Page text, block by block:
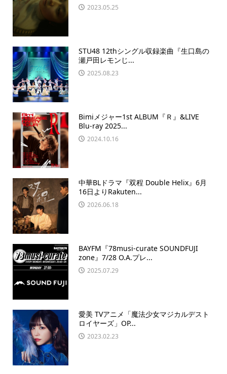
2023.05.25
STU48 12thシングル収録楽曲『生口島の
瀬戸田レモンじ...
2025.08.23
Bimiメジャー1st ALBUM『Ｒ』&LIVE
Blu-ray 2025...
2024.10.16
中華BLドラマ『双程 Double Helix』6月
16日よりRakuten...
2026.06.18
BAYFM『78musi-curate SOUNDFUJI
zone』7/28 O.A.プレ...
2025.07.29
愛美 TVアニメ「魔法少女マジカルデスト
ロイヤーズ」OP...
2023.02.23